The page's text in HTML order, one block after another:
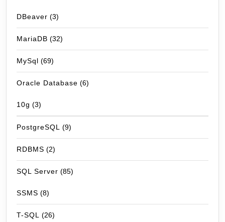
DBeaver (3)
MariaDB (32)
MySql (69)
Oracle Database (6)
10g (3)
PostgreSQL (9)
RDBMS (2)
SQL Server (85)
SSMS (8)
T-SQL (26)